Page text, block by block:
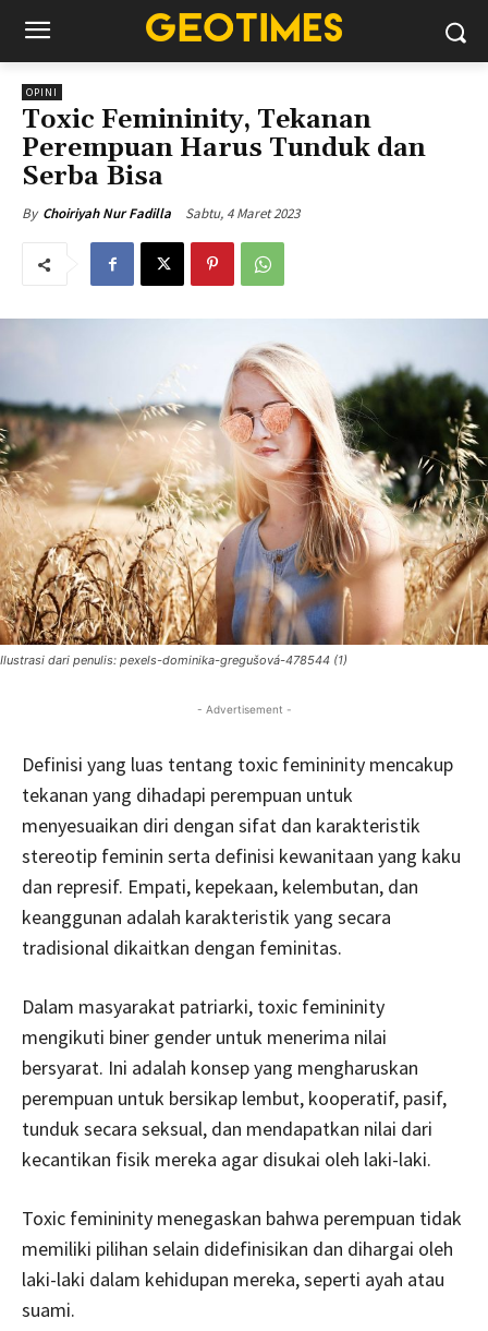
OPINI
Toxic Femininity, Tekanan
Perempuan Harus Tunduk dan
Serba Bisa
By Choiriyah Nur Fadilla Sabtu, 4 Maret 2023
Ilustrasi dari penulis: pexels-dominika-gregušová-478544 (1)
- Advertisement -
Definisi yang luas tentang toxic femininity mencakup
tekanan yang dihadapi perempuan untuk
menyesuaikan diri dengan sifat dan karakteristik
stereotip feminin serta definisi kewanitaan yang kaku
dan represif. Empati, kepekaan, kelembutan, dan
keanggunan adalah karakteristik yang secara
tradisional dikaitkan dengan feminitas.
Dalam masyarakat patriarki, toxic femininity
mengikuti biner gender untuk menerima nilai
bersyarat. Ini adalah konsep yang mengharuskan
perempuan untuk bersikap lembut, kooperatif, pasif,
tunduk secara seksual, dan mendapatkan nilai dari
kecantikan fisik mereka agar disukai oleh laki-laki.
Toxic femininity menegaskan bahwa perempuan tidak
memiliki pilihan selain didefinisikan dan dihargai oleh
laki-laki dalam kehidupan mereka, seperti ayah atau
suami.